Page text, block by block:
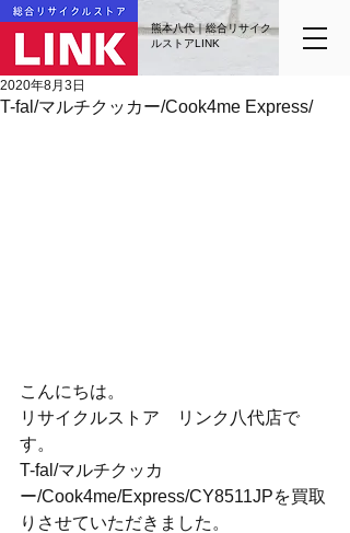
熊本八代｜総合リサイク
ルストアLINK
T-fal/マルチクッカー/Cook4me Express/
2020年8月3日
こんにちは。
リサイクルストア　リンク八代店で
す。
T-fal/マルチクッカ
ー/Cook4me/Express/CY8511JPを買取
りさせていただきました。